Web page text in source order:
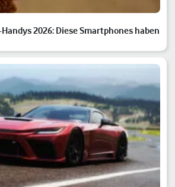
2026: Diese Smartphones haben